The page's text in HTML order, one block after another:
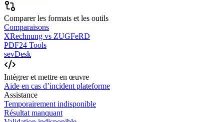
Comparer les formats et les outils
Comparaisons
XRechnung vs ZUGFeRD
PDF24 Tools
sevDesk
Intégrer et mettre en œuvre
Aide en cas d’incident plateforme
Assistance
Temporairement indisponible
Résultat manquant